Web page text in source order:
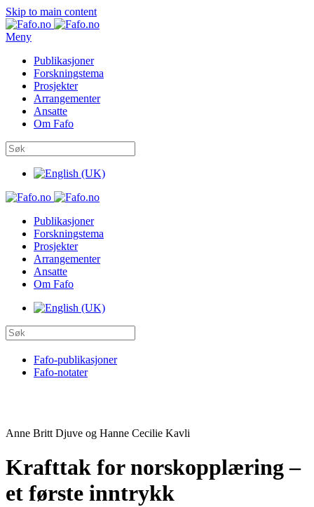
Skip to main content
Meny
Publikasjoner
Forskningstema
Prosjekter
Arrangementer
Ansatte
Om Fafo
Publikasjoner
Forskningstema
Prosjekter
Arrangementer
Ansatte
Om Fafo
Fafo-publikasjoner
Fafo-notater
Anne Britt Djuve og Hanne Cecilie Kavli
Krafttak for norskopplæring –
et første inntrykk